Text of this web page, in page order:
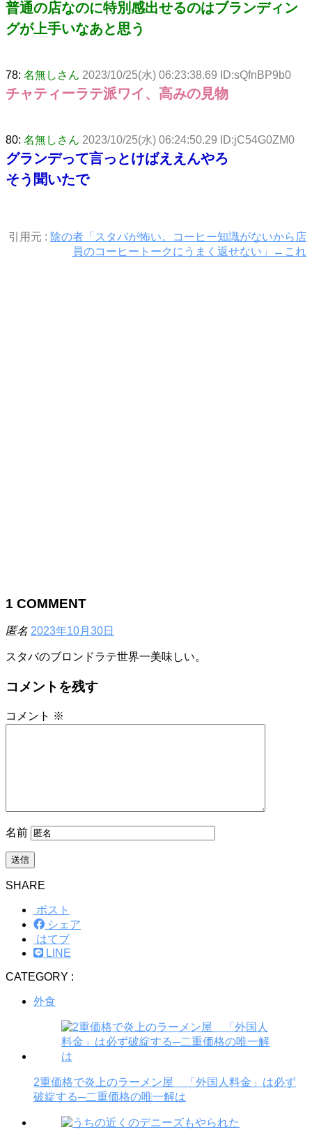
普通の店なのに特別感出せるのはブランディン
グが上手いなあと思う
78: 名無しさん 2023/10/25(水) 06:23:38.69 ID:sQfnBP9b0
チャティーラテ派ワイ、高みの見物
80: 名無しさん 2023/10/25(水) 06:24:50.29 ID:jC54G0ZM0
グランデって言っとけばええんやろ
そう聞いたで
引用元 : 陰の者「スタバが怖い。コーヒー知識がないから店
員のコーヒートークにうまく返せない」←これ
1 COMMENT
匿名 2023年10月30日
スタバのブロンドラテ世界一美味しい。
コメントを残す
コメント ※
名前
SHARE
ポスト
シェア
はてブ
LINE
CATEGORY :
外食
2重価格で炎上のラーメン屋 「外国人料金」は必ず
破綻する─二重価格の唯一解は